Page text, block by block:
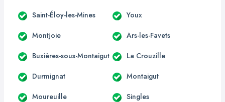
Saint-Éloy-les-Mines Youx
Montjoie Ars-les-Favets
Buxières-sous-Montaigut La Crouzille
Durmignat Montaigut
Moureuille Singles